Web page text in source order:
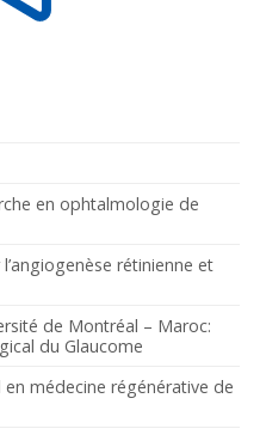
en ophtalmologie de
rétinienne et
de Montréal – Maroc:
du Glaucome
médecine régénérative de